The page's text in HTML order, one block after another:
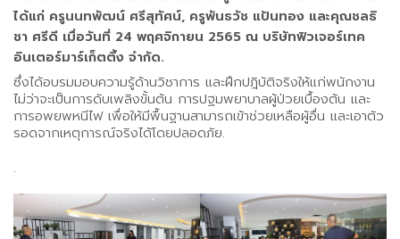
ได้แก่ ครูนนทพัฒน์ ศรีสุทัศน์, ครูพันธวัช แป้นทอง และคุณชลธิ
ชา ศรีดี เมื่อวันที่ 24 พฤศจิกายน 2565 ณ บริษัทฟิวเจอร์เทค
อินเตอร์มาร์เก็ตติ้ง จำกัด.
ซึ่งได้อบรมมอบความรู้ด้านวิชาการ และฝึกปฎิบัติจริงให้แก่พนักงาน
ไม่ว่าจะเป็นการดับเพลิงขั้นต้น การปฐมพยาบาลผู้ป่วยเบื้องต้น และ
การอพยพหนีไฟ เพื่อให้มีพื้นฐานสามารถเข้าช่วยเหลือผู้อื่น และเอาตัว
รอดจากเหตุการณ์จริงได้โดยปลอดภัย.
.